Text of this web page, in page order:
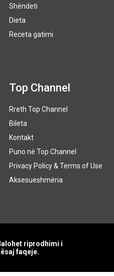
Shëndeti
Dieta
Receta gatimi
Top Channel
Rreth Top Channel
Bileta
Kontakt
Puno në Top Channel
Privacy Policy & Terms of Use
Aksesueshmëria
riprodhimi i
faqeje.